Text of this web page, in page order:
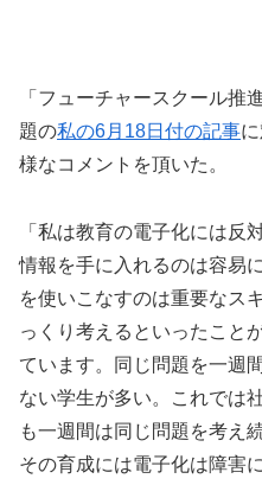
「フューチャースクール推
題の私の6月18日付の記事
様なコメントを頂いた。
「私は教育の電子化には反
情報を手に入れるのは容易
を使いこなすのは重要なス
っくり考えるといったこと
ています。同じ問題を一週
ない学生が多い。これでは
も一週間は同じ問題を考え
その育成には電子化は障害